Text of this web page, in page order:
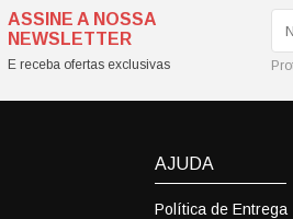
ASSINE A NOSSA
NEWSLETTER
E receba ofertas exclusivas
AJUDA
Política de Entrega